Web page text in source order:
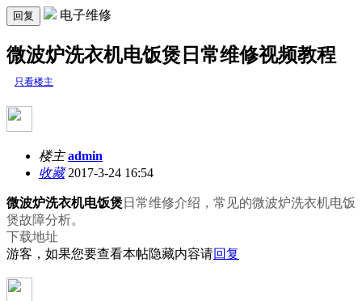
回复 电子维修
微波炉洗衣机电饭煲日常维修视频教程
只看楼主
楼主 admin
收藏2017-3-24 16:54
微波炉洗衣机电饭煲日常维修介绍，常见的微波炉洗衣机电饭
煲故障分析。
下载地址
游客，如果您要查看本帖隐藏内容请回复